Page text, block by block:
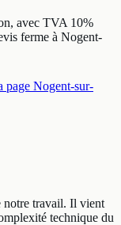
avec TVA 10%
ferme à Nogent-
page Nogent-sur-
notre travail. Il vient
technique du